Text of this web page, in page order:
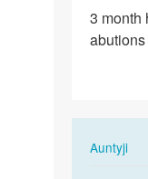
3
month
3 month
AuntyjiIn